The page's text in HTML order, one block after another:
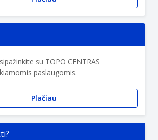
su TOPO CENTRAS
paslaugomis.
Plačiau